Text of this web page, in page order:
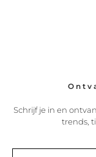
Schrijf je in en
trends,